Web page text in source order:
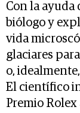
Con la ayuda
biólogo y
vida
glaciares
o,
El científico
Premio